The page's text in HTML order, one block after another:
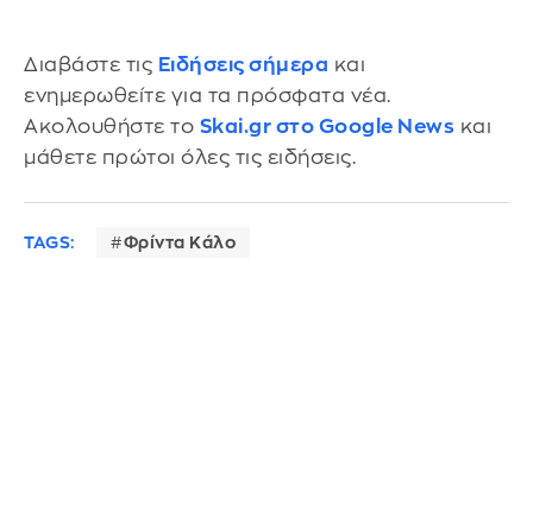
Διαβάστε τις Ειδήσεις σήμερα και
ενημερωθείτε για τα πρόσφατα νέα.
Ακολουθήστε το Skai.gr στο Google News και
μάθετε πρώτοι όλες τις ειδήσεις.
TAGS: Φρίντα Κάλο